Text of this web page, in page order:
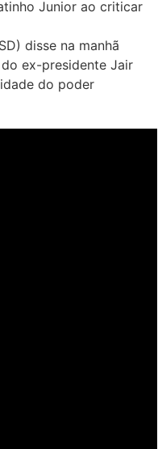
Junior ao criticar
disse na manhã
ex-presidente Jair
do poder